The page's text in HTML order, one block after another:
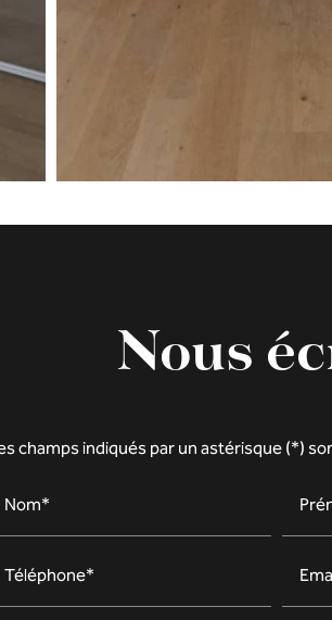
Nous
champs indiqués par un astérisque (*)
Nom*
Téléphone*